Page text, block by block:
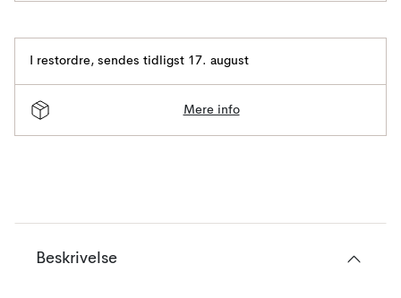
I restordre, sendes tidligst 17. august
Mere info
Beskrivelse